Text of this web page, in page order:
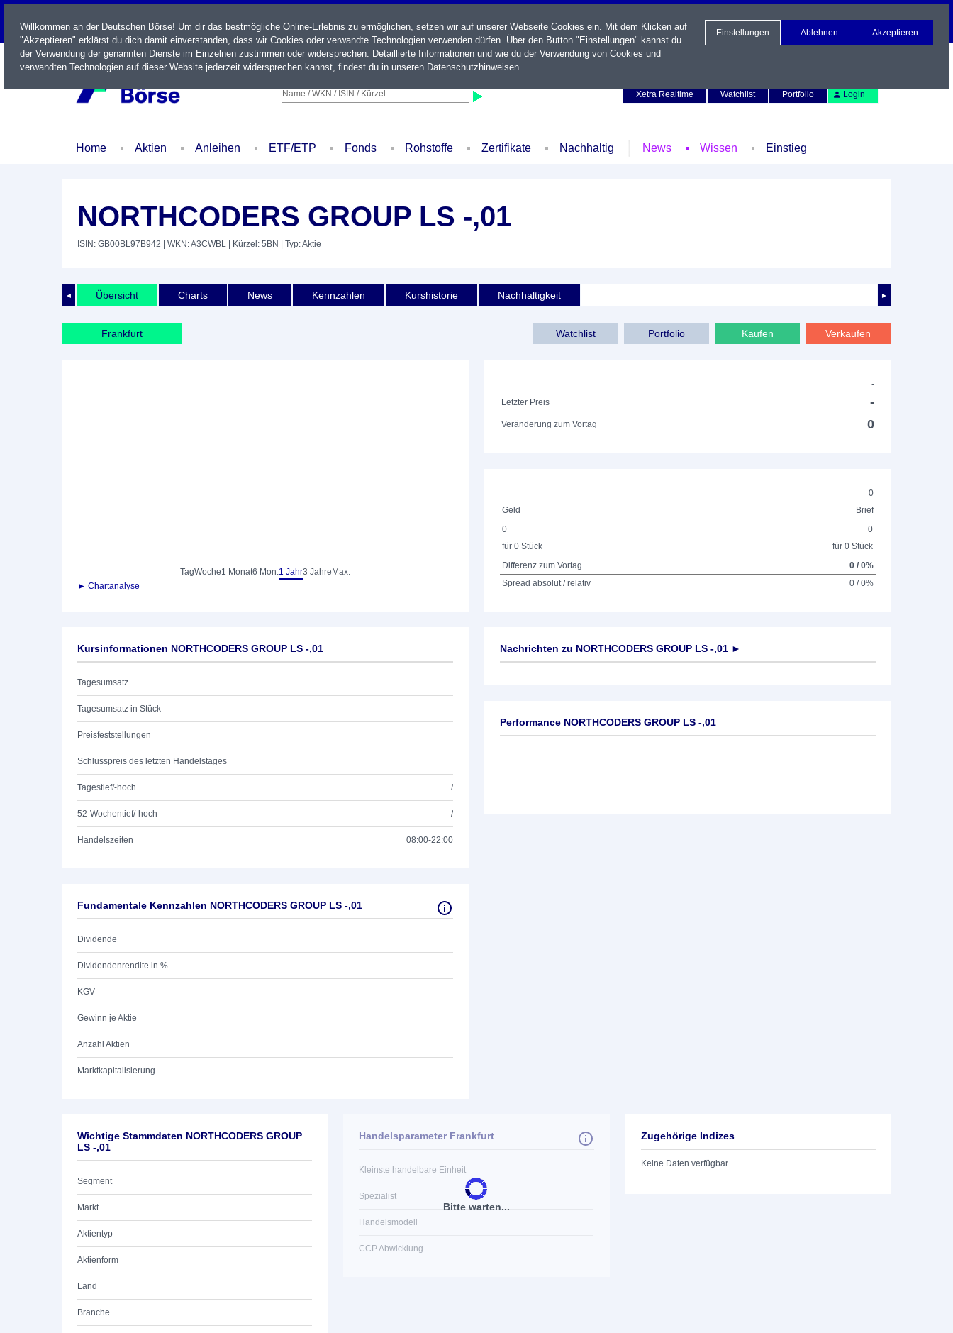
LIVE
Name / WKN / ISIN / Kürzel
Xetra Realtime
Watchlist Portfolio Login
Home Aktien Anleihen ETF/ETP Fonds Rohstoffe Zertifikate Nachhaltig News Wissen Einstieg
NORTHCODERS GROUP LS -,01
ISIN: GB00BL97B942 | WKN: A3CWBL | Kürzel: 5BN | Typ: Aktie
◄ ►
Übersicht Charts News Kennzahlen Kurshistorie Nachhaltigkeit
Frankfurt Watchlist Portfolio Kaufen Verkaufen
TagWoche1 Monat6 Mon.1 Jahr3 Jahre Max.
► Chartanalyse
-
Letzter Preis
-
Veränderung zum Vortag 0
0
Geld
Brief
0
für 0 Stück
0
für 0 Stück
Differenz zum Vortag
0 / 0%
Spread absolut / relativ
0 / 0%
Kursinformationen NORTHCODERS GROUP LS -,01
Tagesumsatz
Tagesumsatz in Stück
Preisfeststellungen
Schlusspreis des letzten Handelstages
Tagestief/-hoch /
52-Wochentief/-hoch /
Handelszeiten 08:00-22:00
Fundamentale Kennzahlen NORTHCODERS GROUP LS -,01
Dividende
Dividendenrendite in %
KGV
Gewinn je Aktie
Anzahl Aktien
Marktkapitalisierung
Nachrichten zu NORTHCODERS GROUP LS -,01 ►
Performance NORTHCODERS GROUP LS -,01
Wichtige Stammdaten NORTHCODERS GROUP
LS -,01
Segment
Markt
Aktientyp
Aktienform
Land
Branche
Bitte warten...
Handelsparameter Frankfurt
Kleinste handelbare Einheit
Spezialist
Handelsmodell
CCP Abwicklung
Zugehörige Indizes
Keine Daten verfügbar
Willkommen an der Deutschen Börse! Um dir das bestmögliche Online-Erlebnis zu ermöglichen, setzen wir auf unserer Webseite Cookies ein. Mit dem Klicken auf
"Akzeptieren" erklärst du dich damit einverstanden, dass wir Cookies oder verwandte Technologien verwenden dürfen. Über den Button "Einstellungen" kannst du
der Verwendung der genannten Dienste im Einzelnen zustimmen oder widersprechen. Detaillierte Informationen und wie du der Verwendung von Cookies und
verwandten Technologien auf dieser Website jederzeit widersprechen kannst, findest du in unseren Datenschutzhinweisen.
Einstellungen Ablehnen Akzeptieren